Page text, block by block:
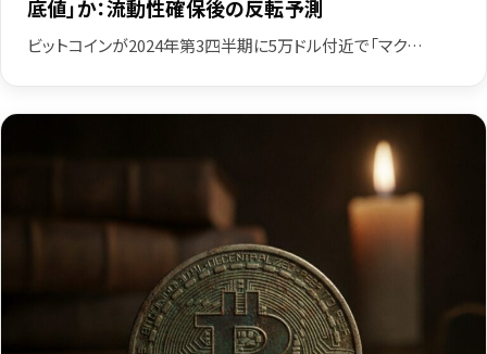
底値」か：流動性確保後の反転予測
ビットコインが2024年第3四半期に5万ドル付近で「マク…